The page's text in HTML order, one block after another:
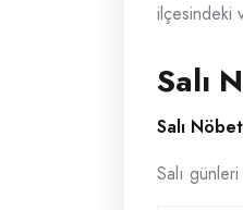
ilçesindeki
Salı
Salı
Salı